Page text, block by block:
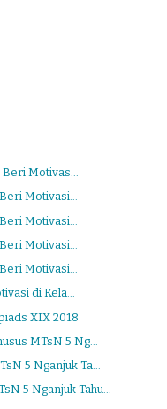
Beri Motivas...
Motivasi...
Motivasi...
Motivasi...
Motivasi...
di Kela...
XIX 2018
MTsN 5 Ng...
5 Nganjuk Ta...
5 Nganjuk Tahu...